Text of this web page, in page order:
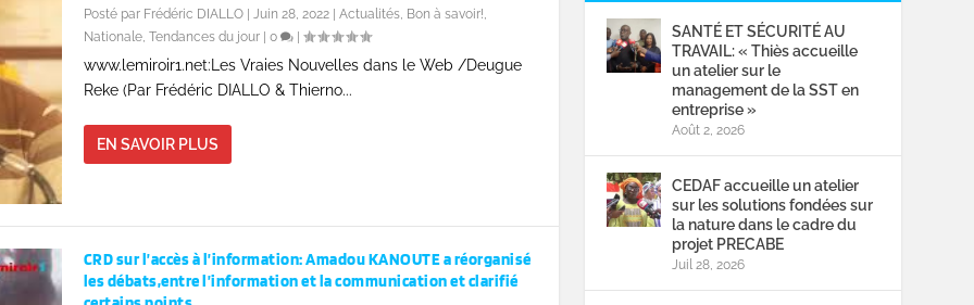
Posté par Frédéric DIALLO| Juin 28, 2022| Actualités, Bon à savoir!
Nationale, Tendances du jour| 0 |
www.lemiroir1.net:Les Vraies Nouvelles dans le Web /Deugue
Reke (Par Frédéric DIALLO & Thierno...
EN SAVOIR PLUS
CRD sur l’accès à l’information: Amadou KANOUTE a réorganisé
les débats,entre l’information et la communication et clarifié
SANTÉ ET SÉCURITÉ AU
TRAVAIL: « Thiès accueille
un atelier sur le
management de la SST en
entreprise »
Août 2, 2026
CEDAF accueille un atelier
sur les solutions fondées sur
la nature dans le cadre du
projet PRECABE
Juil 28, 2026